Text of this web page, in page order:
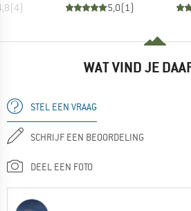
(4) 5,0(1)
WAT VIND JE
STEL EEN VRAAG
SCHRIJF EEN BEOORDELING
DEEL EEN FOTO